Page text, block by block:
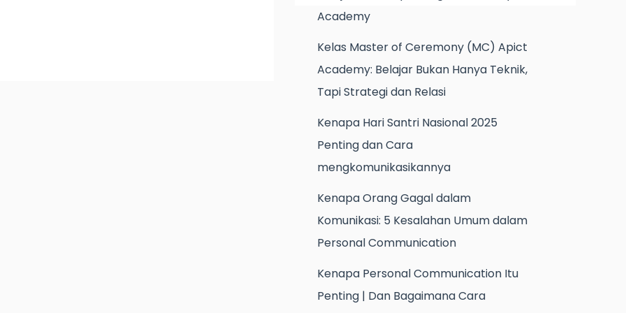
Academy
Kelas Master of Ceremony (MC) Apict
Academy: Belajar Bukan Hanya Teknik,
Tapi Strategi dan Relasi
Kenapa Hari Santri Nasional 2025
Penting dan Cara
mengkomunikasikannya
Kenapa Orang Gagal dalam
Komunikasi: 5 Kesalahan Umum dalam
Personal Communication
Kenapa Personal Communication Itu
Penting | Dan Bagaimana Cara